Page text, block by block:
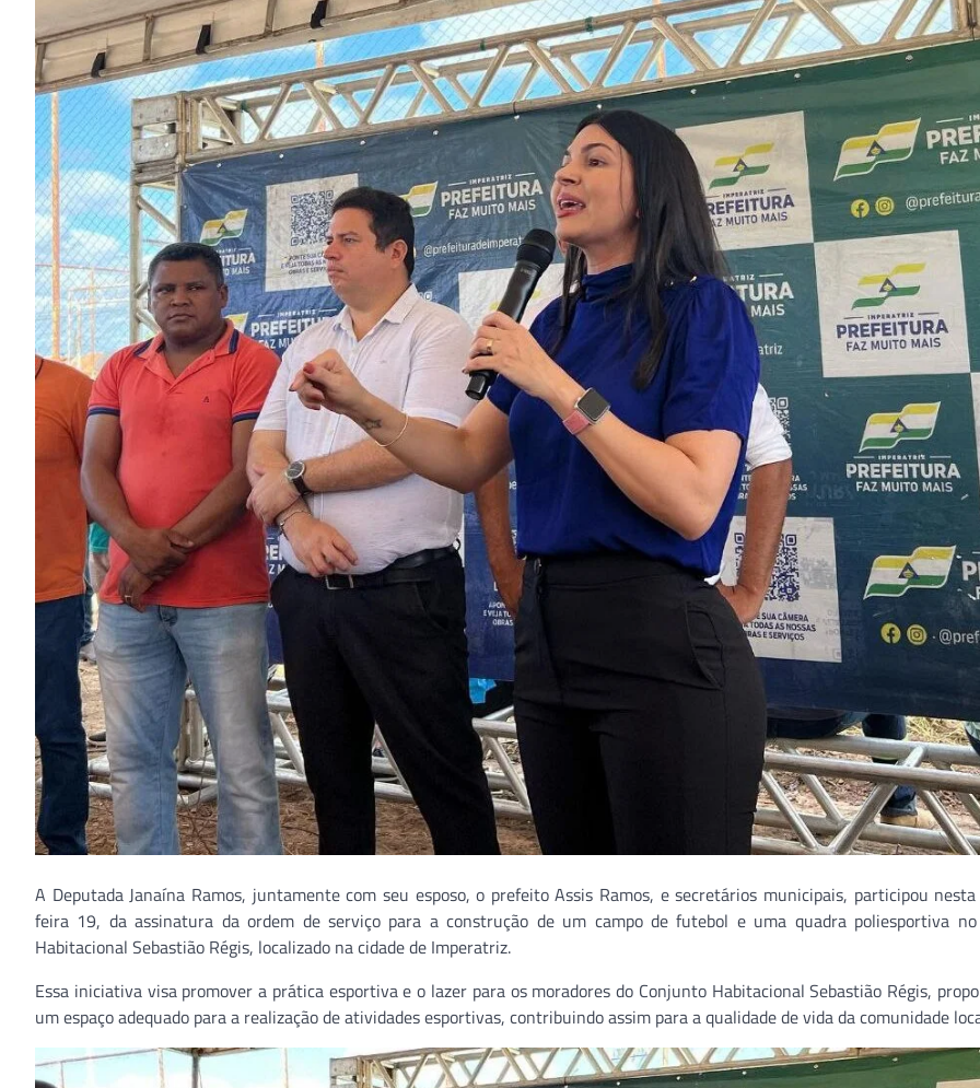
A Deputada Janaína Ramos, juntamente com seu esposo, o prefeito Assis Ramos, e secretários municipais, participou
feira 19, da assinatura da ordem de serviço para a construção de um campo de futebol e uma quadra poliesportiva
Habitacional Sebastião Régis, localizado na cidade de Imperatriz.
Essa iniciativa visa promover a prática esportiva e o lazer para os moradores do Conjunto Habitacional Sebastião Régis,
um espaço adequado para a realização de atividades esportivas, contribuindo assim para a qualidade de vida da comunidade